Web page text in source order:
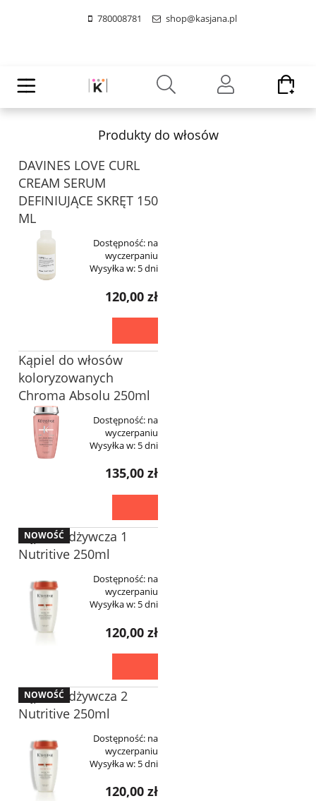
780008781 shop@kasjana.pl
Produkty do włosów
DAVINES LOVE CURL
CREAM SERUM
DEFINIUJĄCE SKRĘT 150
ML
Dostępność: na
wyczerpaniu
Wysyłka w: 5 dni
120,00 zł
Kąpiel do włosów
koloryzowanych
Chroma Absolu 250ml
Dostępność: na
wyczerpaniu
Wysyłka w: 5 dni
135,00 zł
Kąpiel Odżywcza 1
Nutritive 250ml
Dostępność: na
wyczerpaniu
Wysyłka w: 5 dni
120,00 zł
NOWOŚĆ
Kąpiel Odżywcza 2
Nutritive 250ml
Dostępność: na
wyczerpaniu
Wysyłka w: 5 dni
120,00 zł
NOWOŚĆ